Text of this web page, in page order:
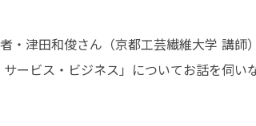
・津田和俊さん（京都工芸繊維大学 講
ービス・ビジネス」についてお話を伺い